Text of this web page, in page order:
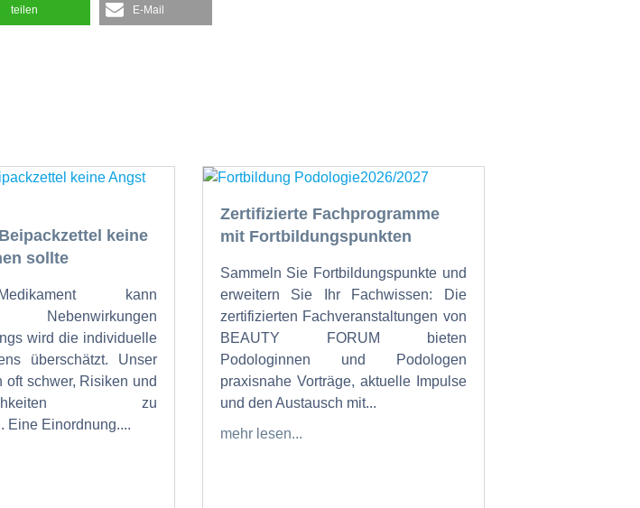
teilen E-Mail
keine
sollte
kann
Nebenwirkungen
wird die individuelle
überschätzt. Unser
oft schwer, Risiken und
zu
Eine Einordnung....
Zertifizierte Fachprogramme
mit Fortbildungspunkten
Sammeln Sie Fortbildungspunkte und
erweitern Sie Ihr Fachwissen: Die
zertifizierten Fachveranstaltungen von
BEAUTY FORUM bieten
Podologinnen und Podologen
praxisnahe Vorträge, aktuelle Impulse
und den Austausch mit...
mehr lesen...